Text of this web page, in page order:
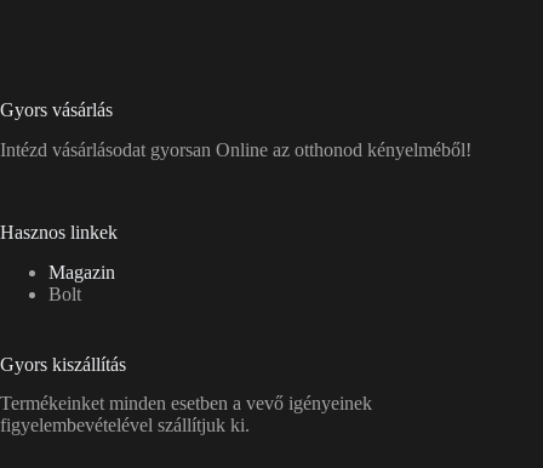
Gyors vásárlás
Intézd vásárlásodat gyorsan Online az otthonod kényelméből!
Hasznos linkek
Magazin
Bolt
Gyors kiszállítás
Termékeinket minden esetben a vevő igényeinek
figyelembevételével szállítjuk ki.